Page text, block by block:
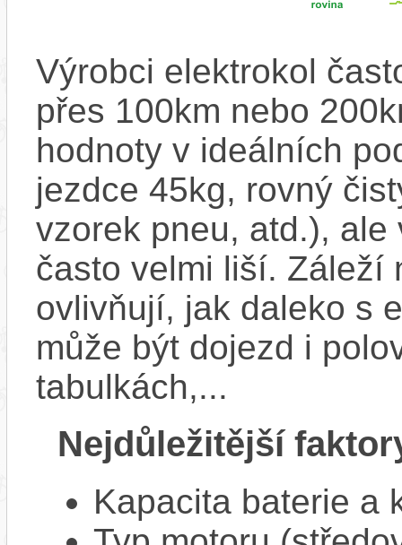
Výrobci elektrokol
přes 100km nebo
hodnoty v ideálních
jezdce 45kg, rovný
vzorek pneu, atd.),
často velmi liší. Záleží
ovlivňují, jak daleko s
může být dojezd i
tabulkách,...
Nejdůležitější
Kapacita baterie a